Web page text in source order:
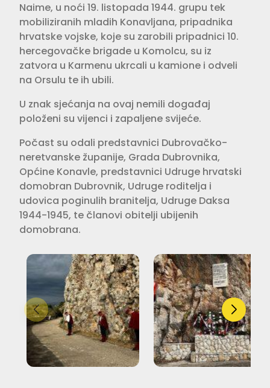
Naime, u noći 19. listopada 1944. grupu tek
mobiliziranih mladih Konavljana, pripadnika
hrvatske vojske, koje su zarobili pripadnici 10.
hercegovačke brigade u Komolcu, su iz
zatvora u Karmenu ukrcali u kamione i odveli
na Orsulu te ih ubili.
U znak sjećanja na ovaj nemili događaj
položeni su vijenci i zapaljene svijeće.
Počast su odali predstavnici Dubrovačko-
neretvanske županije, Grada Dubrovnika,
Općine Konavle, predstavnici Udruge hrvatski
domobran Dubrovnik, Udruge roditelja i
udovica poginulih branitelja, Udruge Daksa
1944-1945, te članovi obitelji ubijenih
domobrana.